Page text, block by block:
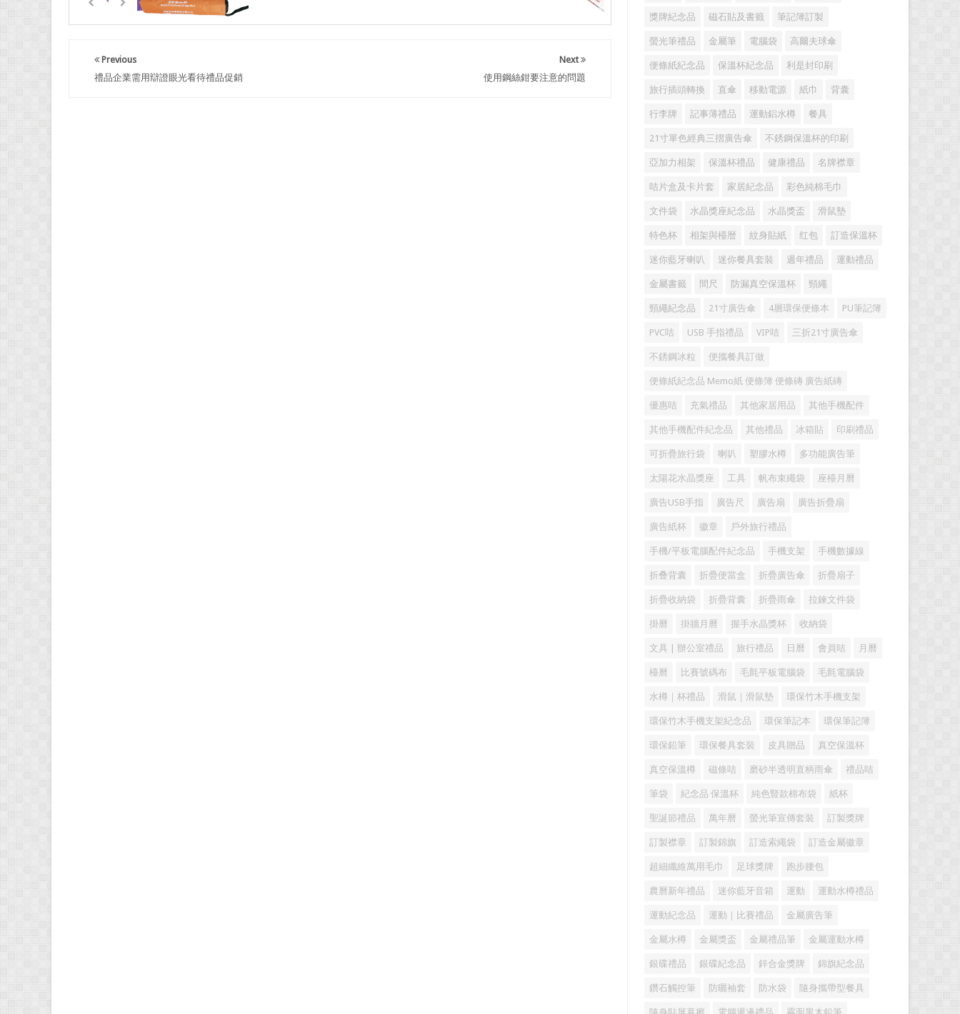
Next
使用鋼絲鉗要注意的問題
Previous
禮品企業需用辯證眼光看待禮品促銷
獎牌紀念品 磁石貼及書籤 筆記簿訂製
螢光筆禮品 金屬筆 電腦袋 高爾夫球傘
便條紙紀念品 保溫杯紀念品 利是封印刷
旅行插頭轉換 直傘 移動電源 紙巾 背囊
行李牌 記事薄禮品 運動鋁水樽 餐具
21寸單色經典三摺廣告傘 不銹鋼保溫杯的印刷
亞加力相架 保溫杯禮品 健康禮品 名牌襟章
咭片盒及卡片套 家居紀念品 彩色純棉毛巾
文件袋 水晶獎座紀念品 水晶獎盃 滑鼠墊
特色杯 相架與檯暦 紋身貼紙 红包 訂造保溫杯
迷你藍牙喇叭 迷你餐具套裝 週年禮品 運動禮品
金屬書籤 間尺 防漏真空保溫杯 頸繩
頸繩紀念品 21寸廣告傘 4層環保便條本 PU筆記簿
PVC咭 USB 手指禮品 VIP咭 三折21寸廣告傘
不銹鋼冰粒 便攜餐具訂做
便條紙紀念品 Memo紙 便條簿 便條磚 廣告紙磚
優惠咭 充氣禮品 其他家居用品 其他手機配件
其他手機配件紀念品 其他禮品 冰箱貼 印刷禮品
可折疊旅行袋 喇叭 塑膠水樽 多功能廣告筆
太陽花水晶獎座 工具 帆布束繩袋 座檯月曆
廣告USB手指 廣告尺 廣告扇 廣告折疊扇
廣告紙杯 徽章 戶外旅行禮品
手機/平板電腦配件紀念品 手機支架 手機數據線
折叠背囊 折疊便當盒 折疊廣告傘 折疊扇子
折疊收納袋 折疊背囊 折疊雨傘 拉鍊文件袋
掛曆 掛牆月曆 握手水晶獎杯 收納袋
文具 | 辦公室禮品 旅行禮品 日曆 會員咭 月曆
檯曆 比賽號碼布 毛氈平板電腦袋 毛氈電腦袋
水樽｜杯禮品 滑鼠｜滑鼠墊 環保竹木手機支架
環保竹木手機支架紀念品 環保筆記本 環保筆記簿
環保鉛筆 環保餐具套裝 皮具贈品 真空保溫杯
真空保溫樽 磁條咭 磨砂半透明直柄雨傘 禮品咭
筆袋 紀念品 保溫杯 純色豎款棉布袋 紙杯
聖誕節禮品 萬年曆 螢光筆宣傳套裝 訂製獎牌
訂製襟章 訂製錦旗 訂造索繩袋 訂造金屬徽章
超細纖維萬用毛巾 足球獎牌 跑步腰包
農曆新年禮品 迷你藍牙音箱 運動 運動水樽禮品
運動紀念品 運動｜比賽禮品 金屬廣告筆
金屬水樽 金屬獎盃 金屬禮品筆 金屬運動水樽
銀碟禮品 銀碟紀念品 鋅合金獎牌 錦旗紀念品
鑽石觸控筆 防曬袖套 防水袋 隨身攜帶型餐具